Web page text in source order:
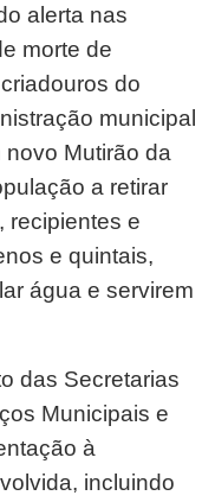
alerta nas
morte de
do
municipal
Mutirão da
a retirar
recipientes e
e quintais,
água e servirem
das Secretarias
Municipais e
à
incluindo